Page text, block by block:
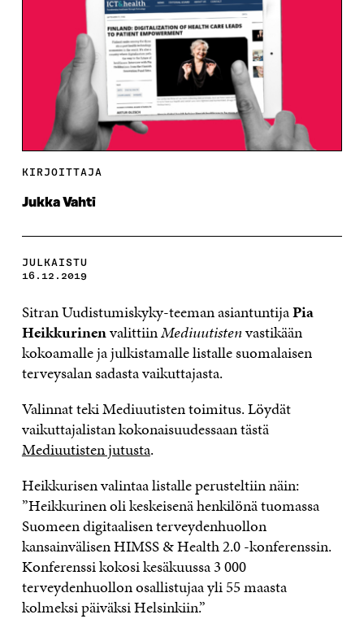
KIRJOITTAJA
Jukka Vahti
JULKAISTU
16.12.2019
Sitran Uudistumiskyky-teeman asiantuntijaPia
HeikkurinenvalittiinMediuutistenvastikään
kokoamalle ja julkistamalle listalle suomalaisen
terveysalan sadasta vaikuttajasta.
Valinnat teki Mediuutisten toimitus. Löydät
vaikuttajalistan kokonaisuudessaan tästä
Mediuutisten jutusta.
Heikkurisen valintaa listalle perusteltiin näin:
”Heikkurinen oli keskeisenä henkilönä tuomassa
Suomeen digitaalisen terveydenhuollon
kansainvälisen HIMSS & Health 2.0 -konferenssin.
Konferenssi kokosi kesäkuussa 3 000
terveydenhuollon osallistujaa yli 55 maasta
kolmeksi päiväksi Helsinkiin.”